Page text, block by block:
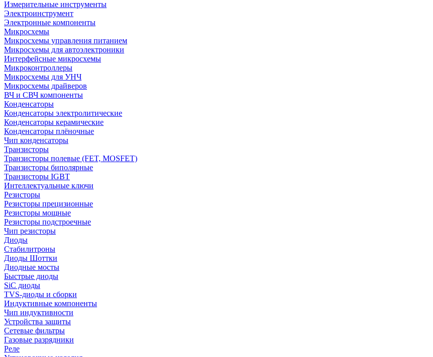
Измерительные инструменты
Электроинструмент
Электронные компоненты
Микросхемы
Микросхемы управления питанием
Микросхемы для автоэлектроники
Интерфейсные микросхемы
Микроконтроллеры
Микросхемы для УНЧ
Микросхемы драйверов
ВЧ и СВЧ компоненты
Конденсаторы
Конденсаторы электролитические
Конденсаторы керамические
Конденсаторы плёночные
Чип конденсаторы
Транзисторы
Транзисторы полевые (FET, MOSFET)
Транзисторы биполярные
Транзисторы IGBT
Интеллектуальные ключи
Резисторы
Резисторы прецизионные
Резисторы мощные
Резисторы подстроечные
Чип резисторы
Диоды
Стабилитроны
Диоды Шоттки
Диодные мосты
Быстрые диоды
SiC диоды
TVS-диоды и сборки
Индуктивные компоненты
Чип индуктивности
Устройства защиты
Сетевые фильтры
Газовые разрядники
Реле